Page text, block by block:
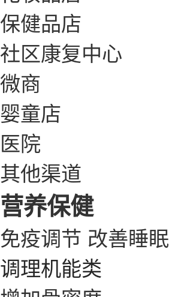
保健品店
社区康复中心
微商
婴童店
医院
其他渠道
营养保健
免疫调节 改善睡眠
调理机能类